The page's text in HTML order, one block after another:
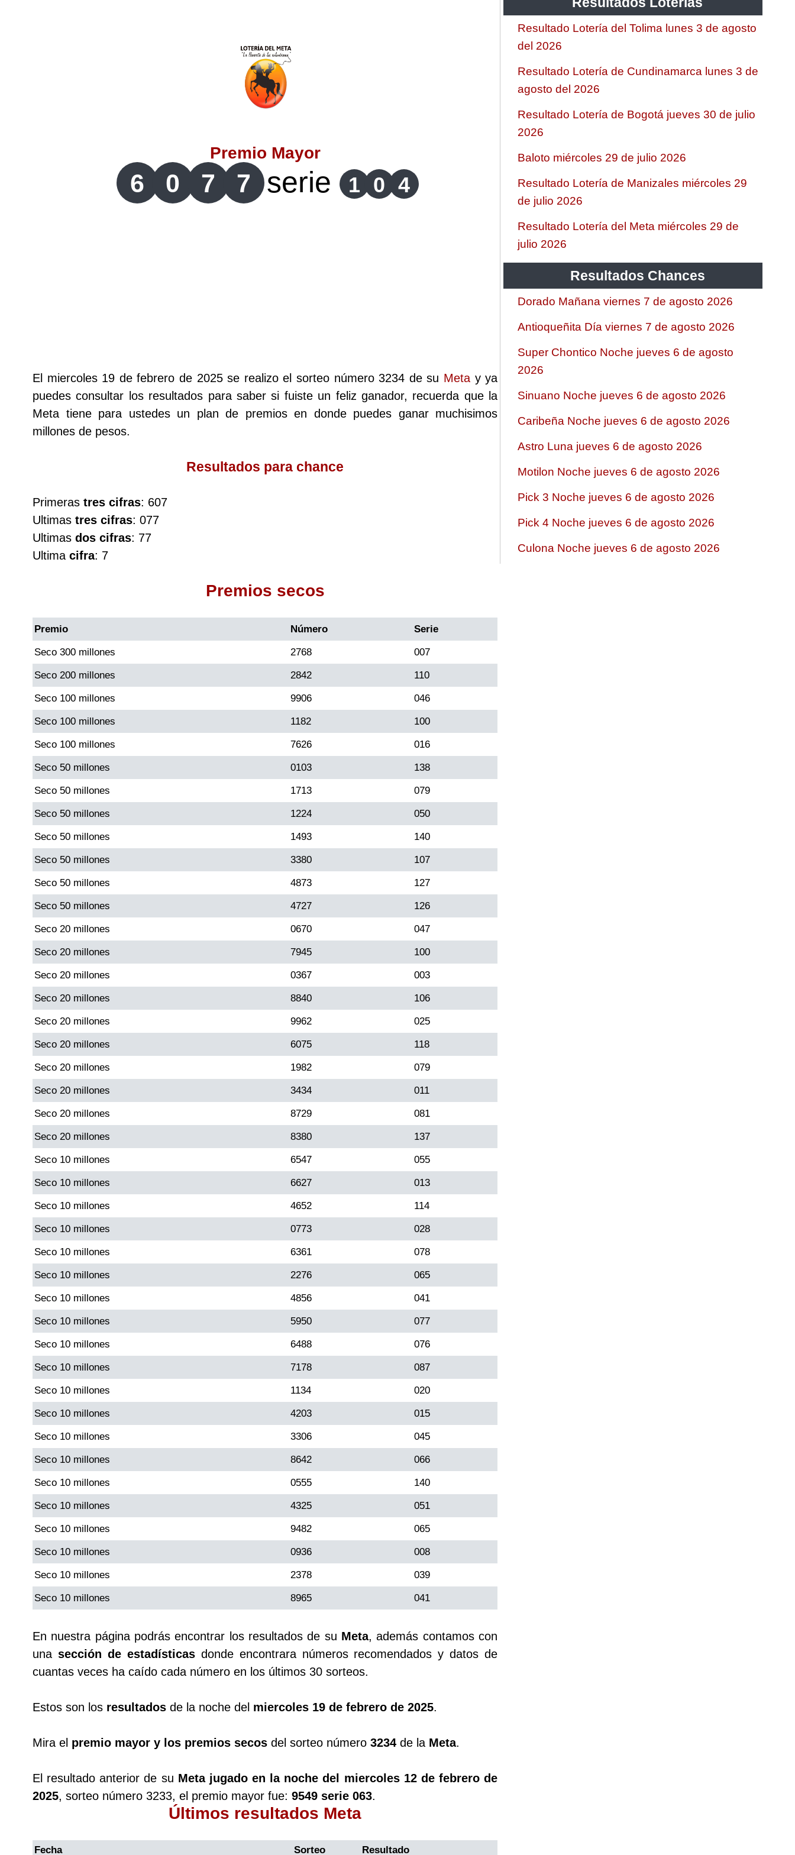
Lotería de Risaralda
Antioqueñita Día
Antioqueñita Tarde
Astro Luna
Cafeterito Tarde
Caribeña Noche
Chontico Día
Chontico Noche
Culona día
Culona noche
Dorado Mañana
Dorado Tarde
Dorado Noche
Fantástica Día
Fantástica Noche
Motilon Tarde
Motilon Noche
Paisita Día
Paisita Noche
Paisita 3
Pick 3 Día
Pick 3 Noche
Pick 4 Día
Pick 4 Noche
Pijao de Oro
Saman de la suerte
Sinuano Día
Sinuano Noche
Super Chontico Noche
Premio Mayor
6 0 7 7 serie 1 0 4
El miercoles 19 de febrero de 2025 se realizo el sorteo número 3234 de su Metay ya
puedes consultar los resultados para saber si fuiste un feliz ganador, recuerda que la
Meta tiene para ustedes un plan de premios en donde puedes ganar muchisimos
millones de pesos.
Resultados para chance
Primeras tres cifras: 607
Ultimas tres cifras: 077
Ultimas dos cifras: 77
Ultima cifra: 7
Premios secos
Premio Número Serie
Seco 300 millones 2768 007
Seco 200 millones 2842 110
Seco 100 millones 9906 046
Seco 100 millones 1182 100
Seco 100 millones 7626 016
Seco 50 millones 0103 138
Seco 50 millones 1713 079
Seco 50 millones 1224 050
Seco 50 millones 1493 140
Seco 50 millones 3380 107
Seco 50 millones 4873 127
Seco 50 millones 4727 126
Seco 20 millones 0670 047
Seco 20 millones 7945 100
Seco 20 millones 0367 003
Seco 20 millones 8840 106
Seco 20 millones 9962 025
Seco 20 millones 6075 118
Seco 20 millones 1982 079
Seco 20 millones 3434 011
Seco 20 millones 8729 081
Seco 20 millones 8380 137
Seco 10 millones 6547 055
Seco 10 millones 6627 013
Seco 10 millones 4652 114
Seco 10 millones 0773 028
Seco 10 millones 6361 078
Seco 10 millones 2276 065
Seco 10 millones 4856 041
Seco 10 millones 5950 077
Seco 10 millones 6488 076
Seco 10 millones 7178 087
Seco 10 millones 1134 020
Seco 10 millones 4203 015
Seco 10 millones 3306 045
Seco 10 millones 8642 066
Seco 10 millones 0555 140
Seco 10 millones 4325 051
Seco 10 millones 9482 065
Seco 10 millones 0936 008
Seco 10 millones 2378 039
Seco 10 millones 8965 041
En nuestra página podrás encontrar los resultados de su Meta, además contamos con
una sección de estadísticasdonde encontrara números recomendados y datos de
cuantas veces ha caído cada número en los últimos 30 sorteos.
Estos son los resultados de la noche del miercoles 19 de febrero de 2025.
Mira el premio mayor y los premios secos del sorteo número 3234 de la Meta.
El resultado anterior de su Meta jugado en la noche del miercoles 12 de febrero de
2025, sorteo número 3233, el premio mayor fue: 9549 serie 063.
Últimos resultados Meta
Fecha Sorteo Resultado
Resultado Lotería del Tolima lunes 3 de agosto
del 2026
Resultado Lotería de Cundinamarca lunes 3 de
agosto del 2026
Resultado Lotería de Bogotá jueves 30 de julio
2026
Baloto miércoles 29 de julio 2026
Resultado Lotería de Manizales miércoles 29
de julio 2026
Resultado Lotería del Meta miércoles 29 de
julio 2026
Resultados Chances
Dorado Mañana viernes 7 de agosto 2026
Antioqueñita Día viernes 7 de agosto 2026
Super Chontico Noche jueves 6 de agosto
2026
Sinuano Noche jueves 6 de agosto 2026
Caribeña Noche jueves 6 de agosto 2026
Astro Luna jueves 6 de agosto 2026
Motilon Noche jueves 6 de agosto 2026
Pick 3 Noche jueves 6 de agosto 2026
Pick 4 Noche jueves 6 de agosto 2026
Culona Noche jueves 6 de agosto 2026